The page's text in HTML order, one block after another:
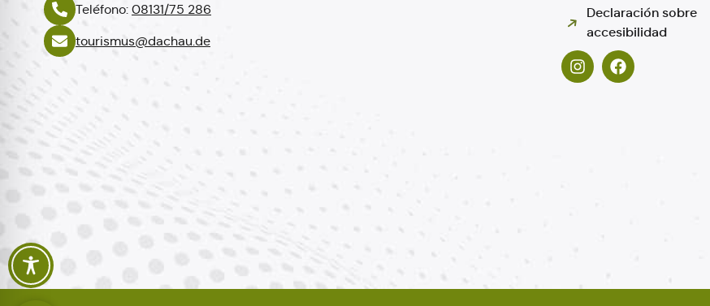
Teléfono: 08131/75 286
tourismus@dachau.de
Declaración sobre
accesibilidad